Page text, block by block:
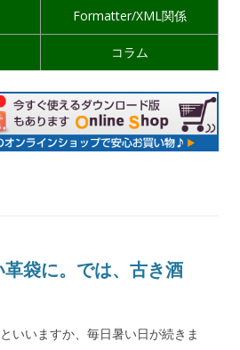
Formatter/XML関係
コラム
袋に。では、古き酒
いいますか、毎日暑い日が続きま